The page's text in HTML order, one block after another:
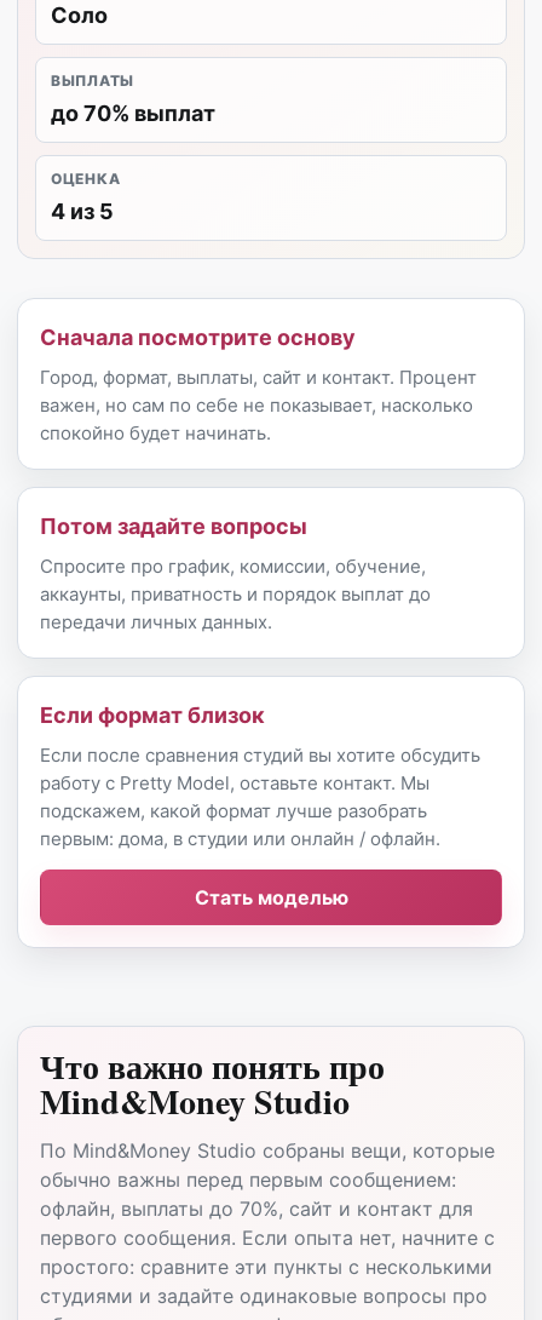
Соло
ВЫПЛАТЫ
до 70% выплат
ОЦЕНКА
4 из 5
Сначала посмотрите основу
Город, формат, выплаты, сайт и контакт. Процент
важен, но сам по себе не показывает, насколько
спокойно будет начинать.
Потом задайте вопросы
Спросите про график, комиссии, обучение,
аккаунты, приватность и порядок выплат до
передачи личных данных.
Если формат близок
Если после сравнения студий вы хотите обсудить
работу с Pretty Model, оставьте контакт. Мы
подскажем, какой формат лучше разобрать
первым: дома, в студии или онлайн / офлайн.
Стать моделью
Что важно понять про
Mind&Money Studio
По Mind&Money Studio собраны вещи, которые
обычно важны перед первым сообщением:
офлайн, выплаты до 70%, сайт и контакт для
первого сообщения. Если опыта нет, начните с
простого: сравните эти пункты с несколькими
студиями и задайте одинаковые вопросы про